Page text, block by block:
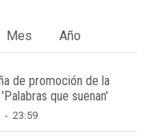
Mes Año
de promoción de la
que suenan'
- 23:59